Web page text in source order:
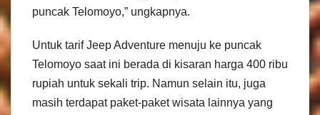
puncak Telomoyo,” ungkapnya.
Untuk tarif Jeep Adventure menuju ke puncak
Telomoyo saat ini berada di kisaran harga 400 ribu
rupiah untuk sekali trip. Namun selain itu, juga
masih terdapat paket-paket wisata lainnya yang